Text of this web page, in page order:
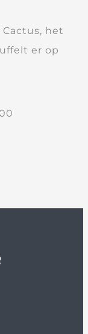
het
er op